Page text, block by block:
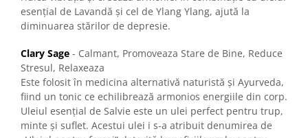
esențial de Lavandă și cel de Ylang Ylang, ajută la
diminuarea stărilor de depresie.
Clary Sage - Calmant, Promoveaza Stare de Bine, Reduce
Stresul, Relaxeaza
Este folosit în medicina alternativă naturistă și Ayurveda,
fiind un tonic ce echilibrează armonios energiile din corp.
Uleiul esențial de Salvie este un ulei perfect pentru trup,
minte și suflet. Acestui ulei i s-a atribuit denumirea de